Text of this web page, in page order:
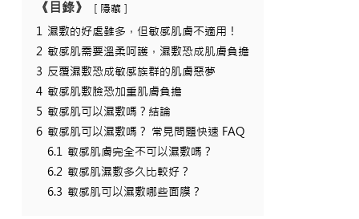
《目錄》 隱藏
1 濕敷的好處雖多，但敏感肌膚不適用！
2 敏感肌需要溫柔呵護，濕敷恐成肌膚負擔
3 反覆濕敷恐成敏感族群的肌膚惡夢
4 敏感肌敷臉恐加重肌膚負擔
5 敏感肌可以濕敷嗎？結論
6 敏感肌可以濕敷嗎？ 常見問題快速 FAQ
6.1 敏感肌膚完全不可以濕敷嗎？
6.2 敏感肌濕敷多久比較好？
6.3 敏感肌可以濕敷哪些面膜？